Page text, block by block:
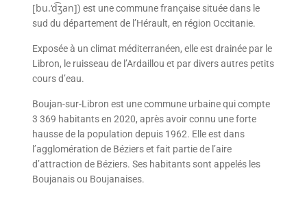
[bu.‘d͡ʒan]) est une commune française située dans le
sud du département de l’Hérault, en région Occitanie.
Exposée à un climat méditerranéen, elle est drainée par le
Libron, le ruisseau de l’Ardaillou et par divers autres petits
cours d’eau.
Boujan-sur-Libron est une commune urbaine qui compte
3 369 habitants en 2020, après avoir connu une forte
hausse de la population depuis 1962. Elle est dans
l’agglomération de Béziers et fait partie de l’aire
d’attraction de Béziers. Ses habitants sont appelés les
Boujanais ou Boujanaises.